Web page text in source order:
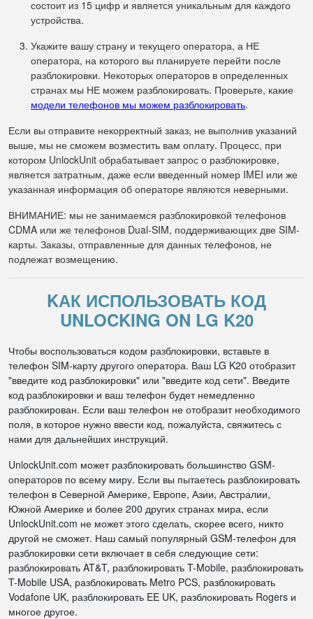
состоит из 15 цифр и является уникальным для каждого
устройства.
Укажите вашу страну и текущего оператора, а НЕ
оператора, на которого вы планируете перейти после
разблокировки. Некоторых операторов в определенных
странах мы НЕ можем разблокировать. Проверьте, какие
модели телефонов мы можем разблокировать.
Если вы отправите некорректный заказ, не выполнив указаний
выше, мы не сможем возместить вам оплату. Процесс, при
котором UnlockUnit обрабатывает запрос о разблокировке,
является затратным, даже если введенный номер IMEI или же
указанная информация об операторе являются неверными.
ВНИМАНИЕ: мы не занимаемся разблокировкой телефонов
CDMA или же телефонов Dual-SIM, поддерживающих две SIM-
карты. Заказы, отправленные для данных телефонов, не
подлежат возмещению.
KАК ИСПОЛЬЗОВАТЬ КОД
UNLOCKING ON LG K20
Чтобы воспользоваться кодом разблокировки, вставьте в
телефон SIM-карту другого оператора. Ваш LG K20 отобразит
"введите код разблокировки" или "введите код сети". Введите
код разблокировки и ваш телефон будет немедленно
разблокирован. Если ваш телефон не отобразит необходимого
поля, в которое нужно ввести код, пожалуйста, свяжитесь с
нами для дальнейших инструкций.
UnlockUnit.com может разблокировать большинство GSM-
операторов по всему миру. Если вы пытаетесь разблокировать
телефон в Северной Америке, Европе, Азии, Австралии,
Южной Америке и более 200 других странах мира, если
UnlockUnit.com не может этого сделать, скорее всего, никто
другой не сможет. Наш самый популярный GSM-телефон для
разблокировки сети включает в себя следующие сети:
разблокировать AT&T, разблокировать T-Mobile, разблокировать
T-Mobile USA, разблокировать Metro PCS, разблокировать
Vodafone UK, разблокировать EE UK, разблокировать Rogers и
многое другое.